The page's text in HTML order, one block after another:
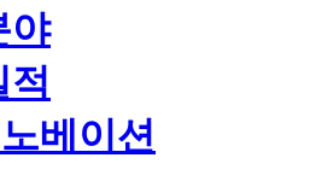
야
베이션